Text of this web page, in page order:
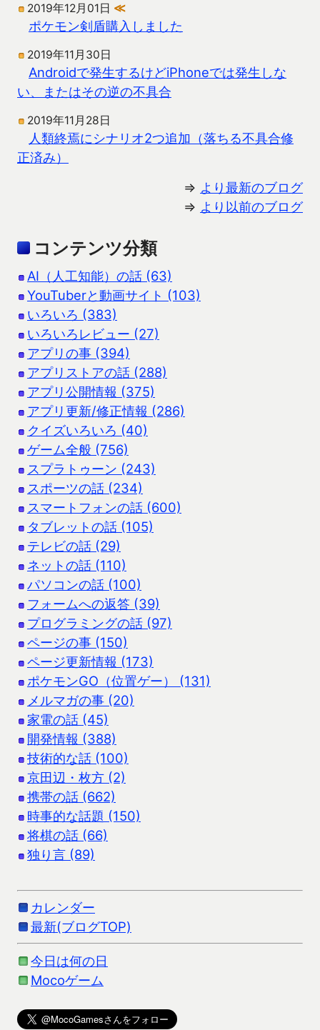
2019年12月01日 ≪
ポケモン剣盾購入しました
2019年11月30日
Androidで発生するけどiPhoneでは発生しな
い、またはその逆の不具合
2019年11月28日
人類終焉にシナリオ2つ追加（落ちる不具合修
正済み）
⇒ より最新のブログ
⇒ より以前のブログ
コンテンツ分類
AI（人工知能）の話 (63)
YouTuberと動画サイト (103)
いろいろ (383)
いろいろレビュー (27)
アプリの事 (394)
アプリストアの話 (288)
アプリ公開情報 (375)
アプリ更新/修正情報 (286)
クイズいろいろ (40)
ゲーム全般 (756)
スプラトゥーン (243)
スポーツの話 (234)
スマートフォンの話 (600)
タブレットの話 (105)
テレビの話 (29)
ネットの話 (110)
パソコンの話 (100)
フォームへの返答 (39)
プログラミングの話 (97)
ページの事 (150)
ページ更新情報 (173)
ポケモンGO（位置ゲー） (131)
メルマガの事 (20)
家電の話 (45)
開発情報 (388)
技術的な話 (100)
京田辺・枚方 (2)
携帯の話 (662)
時事的な話題 (150)
将棋の話 (66)
独り言 (89)
カレンダー
最新(ブログTOP)
今日は何の日
Mocoゲーム